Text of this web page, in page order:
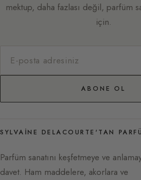
mektup, daha fazlası değil, parfüm
için.
ABONE OL
SYLVAINE DELACOURTE'TAN
Parfüm sanatını keşfetmeye ve
davet. Ham maddelere, akorlara ve